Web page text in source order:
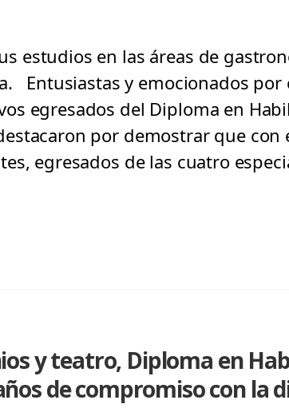
estudios en las áreas de
Entusiastas y emocionados
egresados del Diploma en
por demostrar que
egresados de las cuatro
y teatro, Diploma en
de compromiso con la